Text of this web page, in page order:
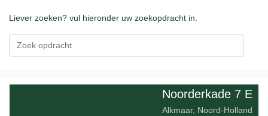
Liever zoeken? vul hieronder uw zoekopdracht in.
Noorderkade 7 E
Alkmaar, Noord-Holland